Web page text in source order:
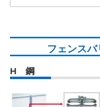
フェンス
H 鋼